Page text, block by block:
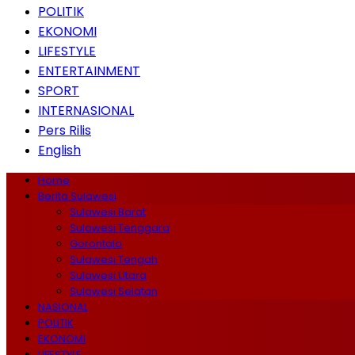
POLITIK
EKONOMI
LIFESTYLE
ENTERTAINMENT
SPORT
INTERNASIONAL
Pers Rilis
English
Home
Berita Sulawesi
Sulawesi Barat
Sulawesi Tenggara
Gorontalo
Sulawesi Tengah
Sulawesi Utara
Sulawesi Selatan
NASIONAL
POLITIK
EKONOMI